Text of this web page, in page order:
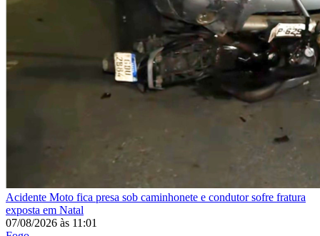
Acidente Moto fica presa sob caminhonete e condutor sofre fratura
exposta em Natal
07/08/2026 às 11:01